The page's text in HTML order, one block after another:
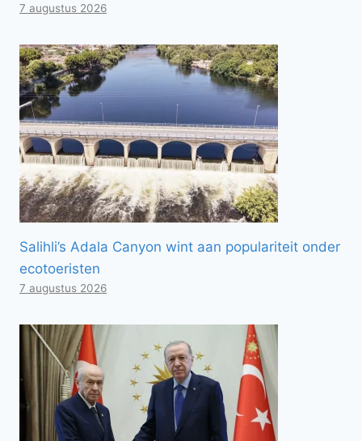
7 augustus 2026
Salihli’s Adala Canyon wint aan populariteit onder
ecotoeristen
7 augustus 2026